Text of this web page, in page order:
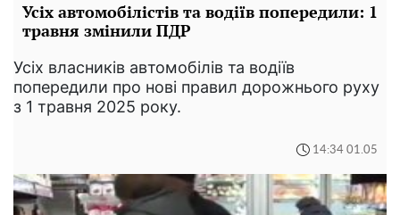
Усіх автомобілістів та водіїв попередили: 1
травня змінили ПДР
Усіх власників автомобілів та водіїв
попередили про нові правил дорожнього руху
з 1 травня 2025 року.
14:34 01.05